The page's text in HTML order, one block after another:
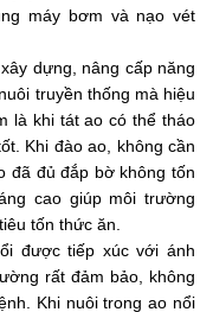
máy bơm và nạo vét
dựng, nâng cấp năng
truyền thống mà hiệu
là khi tát ao có thể tháo
Khi đào ao, không cần
đã đủ đắp bờ không tốn
cao giúp môi trường
tốn thức ăn.
được tiếp xúc với ánh
rất đảm bảo, không
Khi nuôi trong ao nổi